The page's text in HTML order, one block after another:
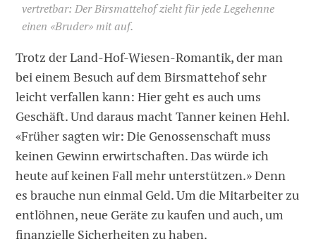
vertretbar: Der Birsmattehof zieht für jede Legehenne
einen «Bruder» mit auf.
Trotz der Land-Hof-Wiesen-Romantik, der man
bei einem Besuch auf dem Birsmattehof sehr
leicht verfallen kann: Hier geht es auch ums
Geschäft. Und daraus macht Tanner keinen Hehl.
«Früher sagten wir: Die Genossenschaft muss
keinen Gewinn erwirtschaften. Das würde ich
heute auf keinen Fall mehr unterstützen.» Denn
es brauche nun einmal Geld. Um die Mitarbeiter zu
entlöhnen, neue Geräte zu kaufen und auch, um
finanzielle Sicherheiten zu haben.